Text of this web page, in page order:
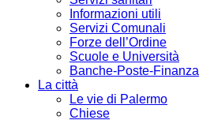
Informazioni utili
Servizi Comunali
Forze dell’Ordine
Scuole e Università
Banche-Poste-Finanza
La città
Le vie di Palermo
Chiese